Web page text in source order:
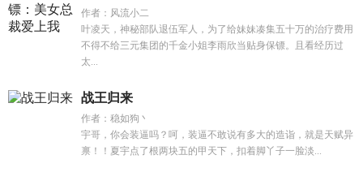
作者：风流小二
叶凌天，神秘部队退伍军人，为了给妹妹凑集五十万的治疗费用
不得不给三元集团的千金小姐李雨欣当贴身保镖。且看经历过
太...
战王归来
作者：稳如狗丶
宇哥，你会装逼吗？呵，装逼不敢说有多大的造诣，就是天赋异
禀！！夏宇点了根两块五的甲天下，扣着脚丫子一脸淡...